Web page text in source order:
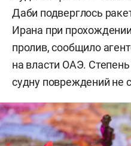
Даби подверглось
Ирана при
пролив, сообщило
на власти ОАЭ.
судну повреждений не